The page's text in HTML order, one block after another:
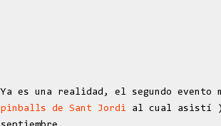
Ya es una realidad, el segundo
pinballs de Sant Jordi al cual asistí )